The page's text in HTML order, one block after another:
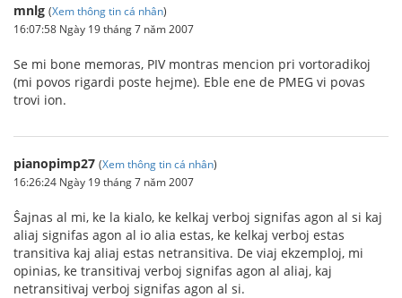
mnlg (Xem thông tin cá nhân)
16:07:58 Ngày 19 tháng 7 năm 2007
Se mi bone memoras, PIV montras mencion pri vortoradikoj
(mi povos rigardi poste hejme). Eble ene de PMEG vi povas
trovi ion.
pianopimp27 (Xem thông tin cá nhân)
16:26:24 Ngày 19 tháng 7 năm 2007
Ŝajnas al mi, ke la kialo, ke kelkaj verboj signifas agon al si kaj
aliaj signifas agon al io alia estas, ke kelkaj verboj estas
transitiva kaj aliaj estas netransitiva. De viaj ekzemploj, mi
opinias, ke transitivaj verboj signifas agon al aliaj, kaj
netransitivaj verboj signifas agon al si.